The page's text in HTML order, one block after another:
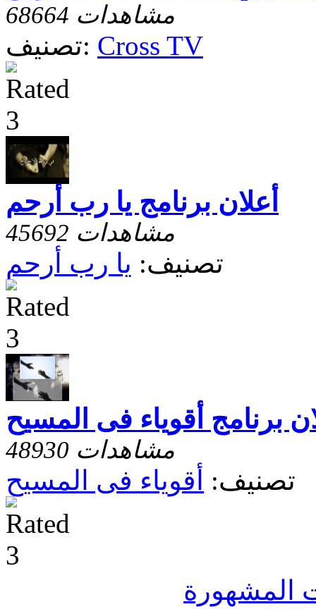
68664 مشاهدات
تصنيف: Cross TV
أعلان برنامج يا رب أرحم
45692 مشاهدات
تصنيف: يا رب أرحم
برنامج أقوياء فى المسيح
48930 مشاهدات
تصنيف: أقوياء فى المسيح
المشهورة